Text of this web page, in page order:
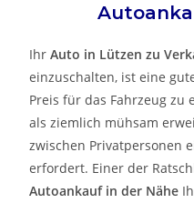
IhrAuto in Lützenzu
einzuschalten, ist eine
Preis für das Fahrzeug zu
als ziemlich mühsam
zwischen Privatpersonen
erfordert. Einer der
Autoankauf in der Nähe